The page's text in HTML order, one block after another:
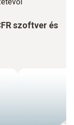
szoftver és